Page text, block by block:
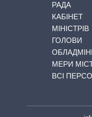
РАДА
КАБІНЕТ
МІНІСТРІВ
ГОЛОВИ
МЕРИ
ВСІ